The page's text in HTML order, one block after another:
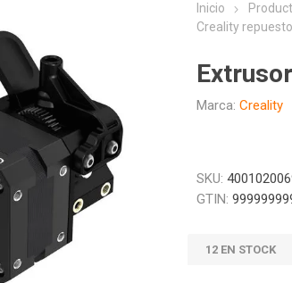
Inicio
Creality
Marca: Creality
SKU:
GTIN:
12 EN STOCK